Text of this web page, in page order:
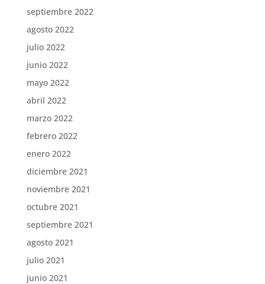
septiembre 2022
agosto 2022
julio 2022
junio 2022
mayo 2022
abril 2022
marzo 2022
febrero 2022
enero 2022
diciembre 2021
noviembre 2021
octubre 2021
septiembre 2021
agosto 2021
julio 2021
junio 2021